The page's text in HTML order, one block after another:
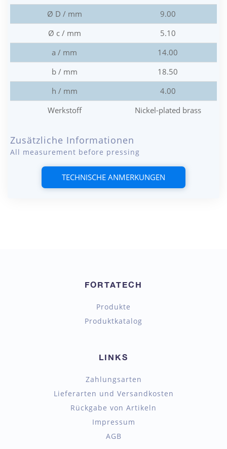
Ø D / mm
9.00
Ø c / mm
5.10
a / mm
14.00
b / mm
18.50
h / mm
4.00
Werkstoff
Nickel-plated brass
Zusätzliche Informationen
All measurement before pressing
TECHNISCHE ANMERKUNGEN
FORTATECH
Produkte
Produktkatalog
LINKS
Zahlungsarten
Lieferarten und Versandkosten
Rückgabe von Artikeln
Impressum
AGB